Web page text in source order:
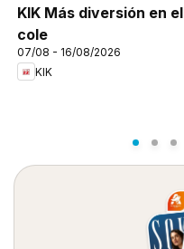
KIK Más diversión en el
cole
07/08 - 16/08/2026
KIK